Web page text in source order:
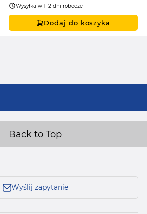
Wysyłka w 1–2 dni robocze
Dodaj do koszyka
Back to Top
Wyślij zapytanie